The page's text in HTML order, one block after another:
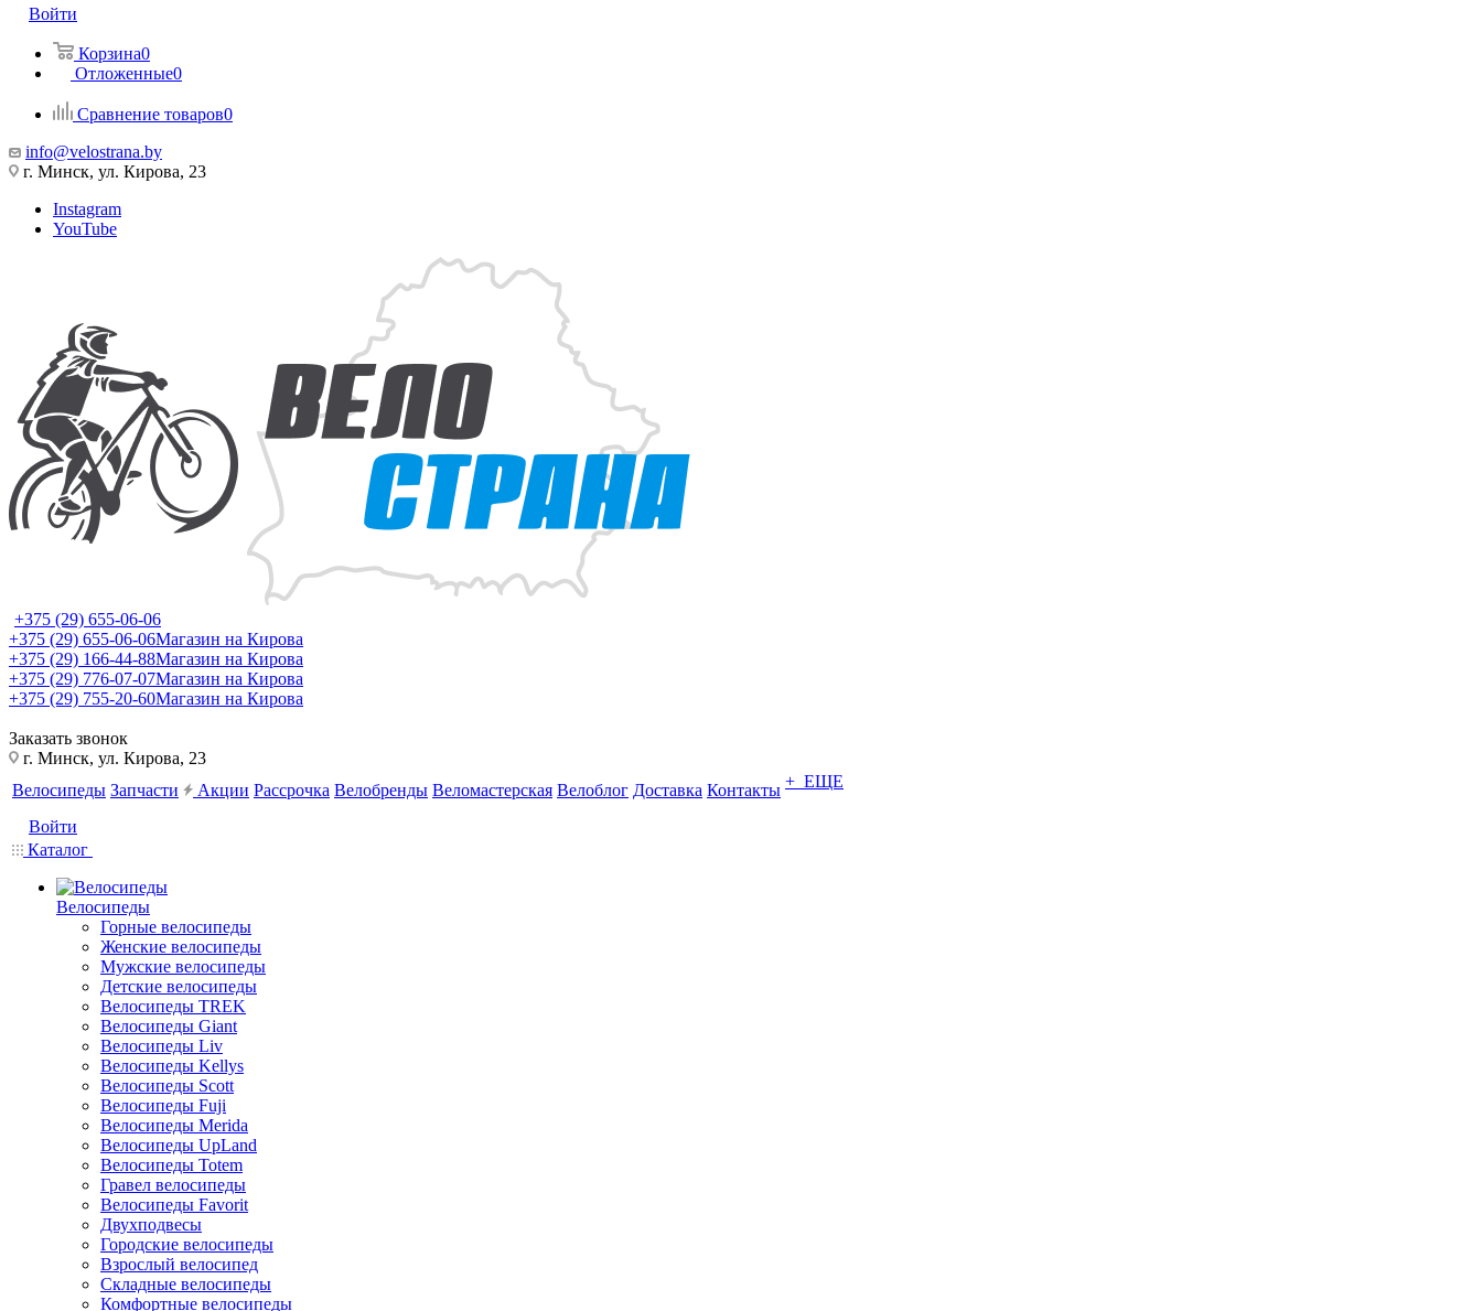
Войти
Корзина0
Отложенные0
Сравнение товаров0
info@velostrana.by
г. Минск, ул. Кирова, 23
Instagram
YouTube
+375 (29) 655-06-06
+375 (29) 655-06-06Магазин на Кирова
+375 (29) 166-44-88Магазин на Кирова
+375 (29) 776-07-07Магазин на Кирова
+375 (29) 755-20-60Магазин на Кирова
Заказать звонок
г. Минск, ул. Кирова, 23
Велосипеды Запчасти Акции Рассрочка Велобренды Веломастерская Велоблог Доставка Контакты + ЕЩЕ
Войти
Каталог
Велосипеды
Горные велосипеды
Женские велосипеды
Мужские велосипеды
Детские велосипеды
Велосипеды TREK
Велосипеды Giant
Велосипеды Liv
Велосипеды Kellys
Велосипеды Scott
Велосипеды Fuji
Велосипеды Merida
Велосипеды UpLand
Велосипеды Totem
Гравел велосипеды
Велосипеды Favorit
Двухподвесы
Городские велосипеды
Взрослый велосипед
Складные велосипеды
Комфортные велосипеды